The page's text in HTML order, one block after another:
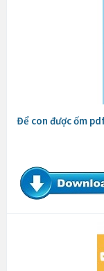
Để con được ốm